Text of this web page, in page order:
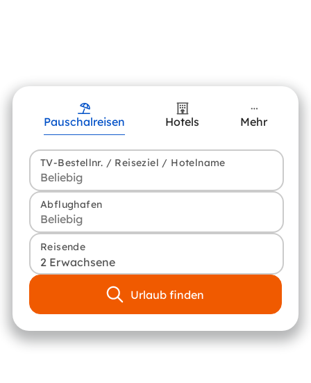
Pauschalreisen Hotels Mehr
TV-Bestellnr. / Reiseziel / Hotelname
Abflughafen
Reisende
2 Erwachsene
Urlaub finden